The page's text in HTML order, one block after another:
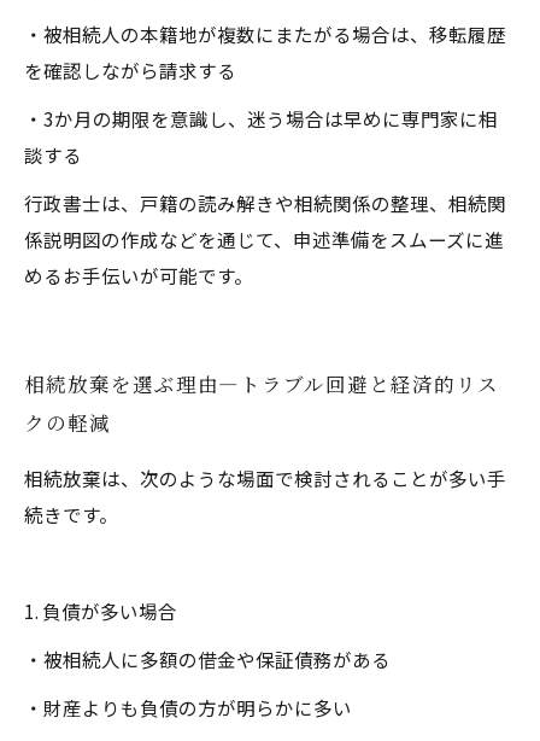
・被相続人の本籍地が複数にまたがる場合は、移転履歴
を確認しながら請求する
・3か月の期限を意識し、迷う場合は早めに専門家に相
談する
行政書士は、戸籍の読み解きや相続関係の整理、相続関
係説明図の作成などを通じて、申述準備をスムーズに進
めるお手伝いが可能です。
相続放棄を選ぶ理由―トラブル回避と経済的リス
クの軽減
相続放棄は、次のような場面で検討されることが多い手
続きです。
1. 負債が多い場合
・被相続人に多額の借金や保証債務がある
・財産よりも負債の方が明らかに多い